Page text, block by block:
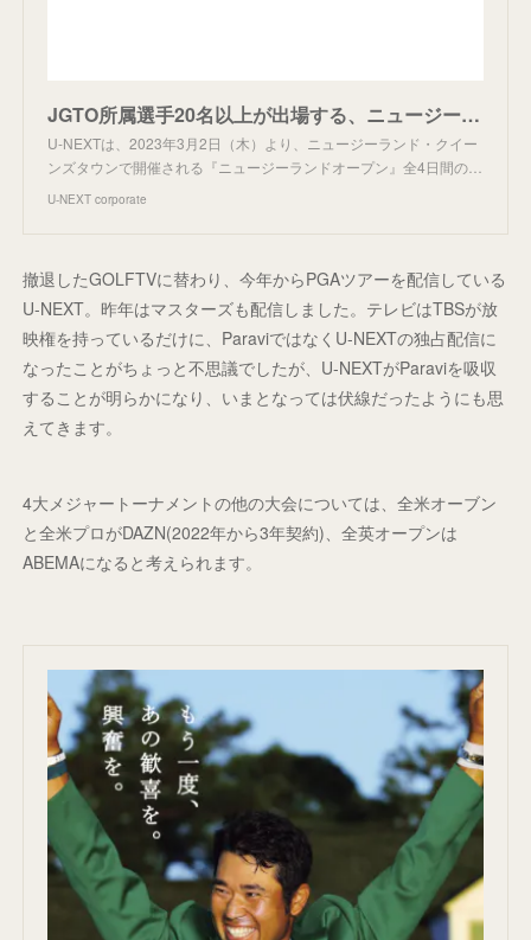
JGTO所属選手20名以上が出場する、ニュージーランド最高峰ゴルフトーナメントツアー『ニュージーランドオープン』をU-NEXTで見放題ライブ配信決定！ | U-NEXT コーポレート
U-NEXTは、2023年3月2日（木）より、ニュージーランド・クイー
ンズタウンで開催される『ニュージーランドオープン』全4日間の…
U-NEXT corporate
撤退したGOLFTVに替わり、今年からPGAツアーを配信している
U-NEXT。昨年はマスターズも配信しました。テレビはTBSが放
映権を持っているだけに、ParaviではなくU-NEXTの独占配信に
なったことがちょっと不思議でしたが、U-NEXTがParaviを吸収
することが明らかになり、いまとなっては伏線だったようにも思
えてきます。
4大メジャートーナメントの他の大会については、全米オーブン
と全米プロがDAZN(2022年から3年契約)、全英オープンは
ABEMAになると考えられます。